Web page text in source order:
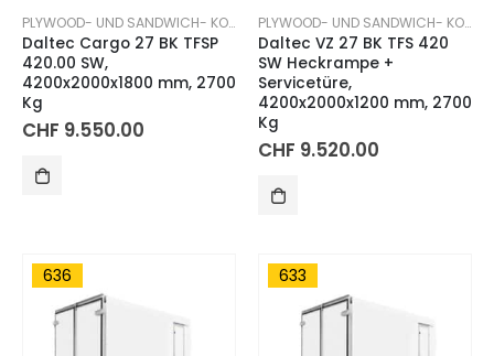
PLYWOOD- UND SANDWICH- KOFFERANHÄNGER
Daltec Cargo 27 BK TFSP
420.00 SW,
4200x2000x1800 mm, 2700
Kg
CHF 9.550.00
PLYWOOD- UND SANDWICH- KOFFERANHÄNGER
Daltec VZ 27 BK TFS 420
SW Heckrampe +
Servicetüre,
4200x2000x1200 mm, 2700
Kg
CHF 9.520.00
636 633